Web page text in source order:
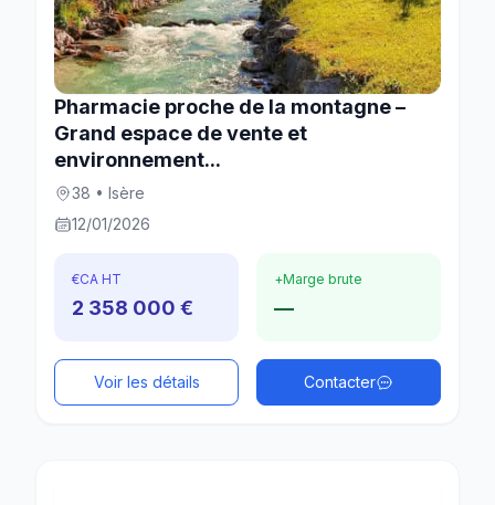
Pharmacie proche de la montagne –
Grand espace de vente et
environnement...
38 • Isère
12/01/2026
€CA HT
2 358 000 €
+Marge brute
—
Voir les détails Contacter